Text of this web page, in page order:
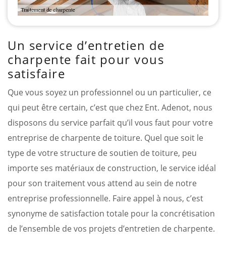
Un service d’entretien de
charpente fait pour vous
satisfaire
Que vous soyez un professionnel ou un particulier, ce
qui peut être certain, c’est que chez Ent. Adenot, nous
disposons du service parfait qu’il vous faut pour votre
entreprise de charpente de toiture. Quel que soit le
type de votre structure de soutien de toiture, peu
importe ses matériaux de construction, le service idéal
pour son traitement vous attend au sein de notre
entreprise professionnelle. Faire appel à nous, c’est
synonyme de satisfaction totale pour la concrétisation
de l’ensemble de vos projets d’entretien de charpente.